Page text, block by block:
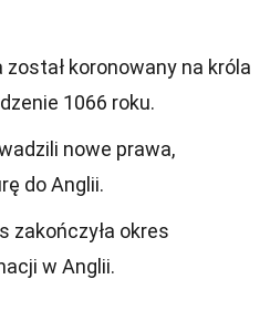
koronowany na króla
1066 roku.
nowe prawa,
do Anglii.
zakończyła okres
w Anglii.